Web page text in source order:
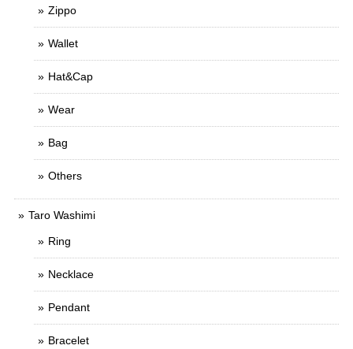
Zippo
Wallet
Hat&Cap
Wear
Bag
Others
Taro Washimi
Ring
Necklace
Pendant
Bracelet